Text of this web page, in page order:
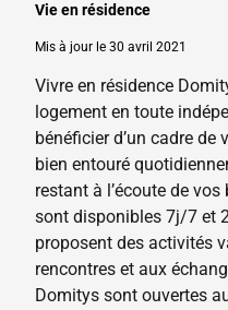
Vie en résidence
Mis à jour le 30 avril 2021
Vivre en résidence
logement en toute
bénéficier d’un cadre de
bien entouré
restant à l’écoute de
sont disponibles 7j/7 et
proposent des activités
rencontres et aux
Domitys sont ouvertes